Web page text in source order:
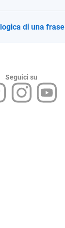
di una frase
Seguici su